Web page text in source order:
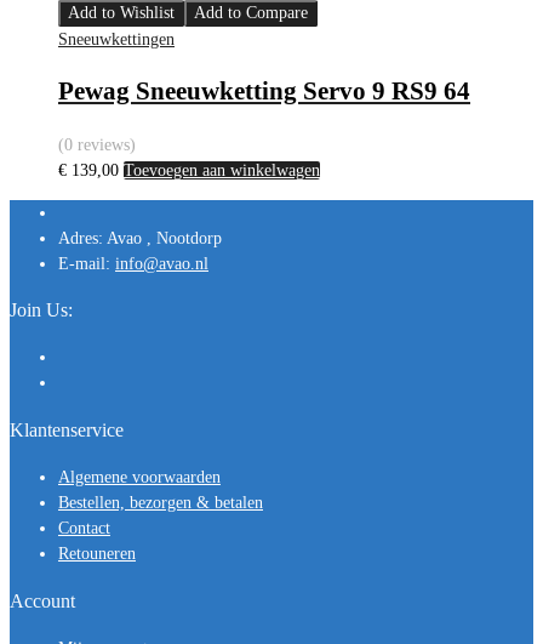
Add to Wishlist
Add to Compare
Sneeuwkettingen
Pewag Sneeuwketting Servo 9 RS9 64
(0 reviews)
€ 139,00 Toevoegen aan winkelwagen
Adres: Avao , Nootdorp
E-mail: info@avao.nl
Join Us:
Klantenservice
Algemene voorwaarden
Bestellen, bezorgen & betalen
Contact
Retouneren
Account